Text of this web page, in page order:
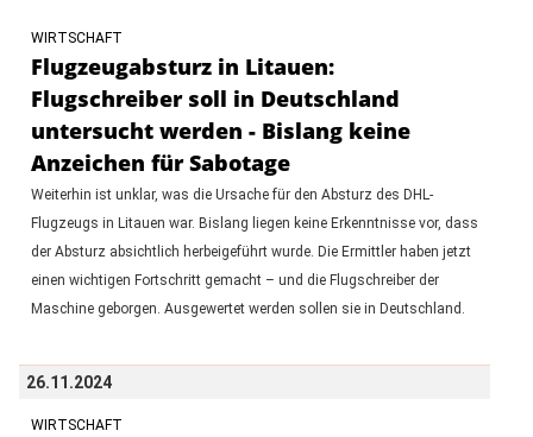
WIRTSCHAFT
Flugzeugabsturz in Litauen:
Flugschreiber soll in Deutschland
untersucht werden - Bislang keine
Anzeichen für Sabotage
Weiterhin ist unklar, was die Ursache für den Absturz des DHL-
Flugzeugs in Litauen war. Bislang liegen keine Erkenntnisse vor, dass
der Absturz absichtlich herbeigeführt wurde. Die Ermittler haben jetzt
einen wichtigen Fortschritt gemacht – und die Flugschreiber der
Maschine geborgen. Ausgewertet werden sollen sie in Deutschland.
26.11.2024
WIRTSCHAFT